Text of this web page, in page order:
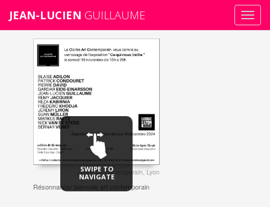
JEAN-LUCIEN GUILLAUME
cloître art contemporain, Lyon
Résonnance/ biennale art contemporain
SWIPE TO
NAVIGATE